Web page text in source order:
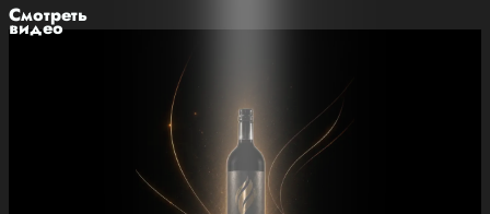
Смотреть
видео